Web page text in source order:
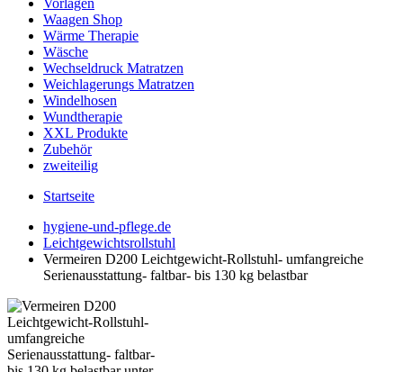
Vorlagen
Waagen Shop
Wärme Therapie
Wäsche
Wechseldruck Matratzen
Weichlagerungs Matratzen
Windelhosen
Wundtherapie
XXL Produkte
Zubehör
zweiteilig
Startseite
hygiene-und-pflege.de
Leichtgewichtsrollstuhl
Vermeiren D200 Leichtgewicht-Rollstuhl- umfangreiche
Serienausstattung- faltbar- bis 130 kg belastbar